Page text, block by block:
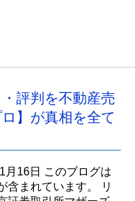
評判を不動産売
】が真相を全て
月16日 このブログは
含まれています。 リ